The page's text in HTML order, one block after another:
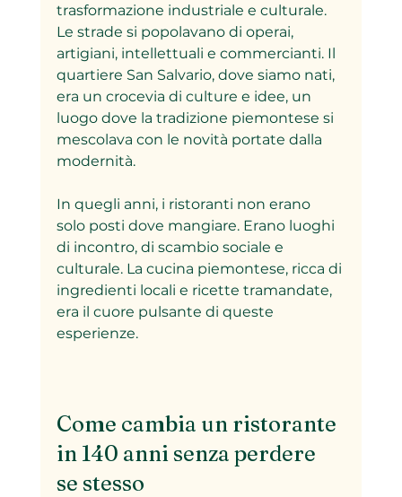
trasformazione industriale e culturale.
Le strade si popolavano di operai,
artigiani, intellettuali e commercianti. Il
quartiere San Salvario, dove siamo nati,
era un crocevia di culture e idee, un
luogo dove la tradizione piemontese si
mescolava con le novità portate dalla
modernità.
In quegli anni, i ristoranti non erano
solo posti dove mangiare. Erano luoghi
di incontro, di scambio sociale e
culturale. La cucina piemontese, ricca di
ingredienti locali e ricette tramandate,
era il cuore pulsante di queste
esperienze.
Come cambia un ristorante
in 140 anni senza perdere
se stesso